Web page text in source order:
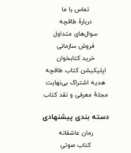
تماس با ما
دربارهٔ طاقچه
سوال‌های متداول
فروش سازمانی
خرید کتابخوان
اپلیکیشن کتاب طاقچه
هدیه اشتراک بی‌نهایت
مجلهٔ معرفی و نقد کتاب
دسته بندی پیشنهادی
رمان عاشقانه
کتاب‌ صوتی